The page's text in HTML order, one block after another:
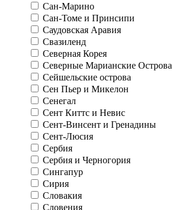
Сан-Марино
Сан-Томе и Принсипи
Саудовская Аравия
Свазиленд
Северная Корея
Северные Марианские Острова
Сейшельские острова
Сен Пьер и Микелон
Сенегал
Сент Киттс и Невис
Сент-Винсент и Гренадины
Сент-Люсия
Сербия
Сербия и Черногория
Сингапур
Сирия
Словакия
Словения